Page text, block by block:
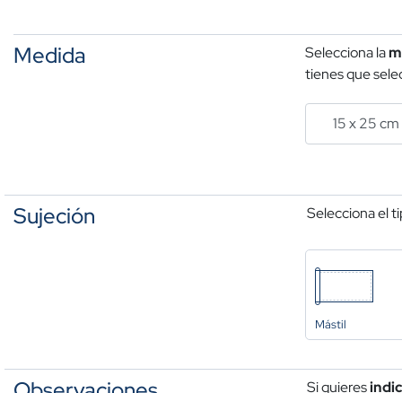
Medida Selecciona la
tienes que
Sujeción Selecciona el
Mástil
Si quieres